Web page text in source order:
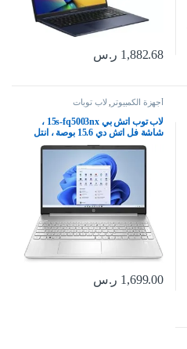
1,882.68 ر.س
أجهزة الكمبيوتر لاب توبات
لاب توب اتش بي 15s-fq5003nx ،
شاشة فل اتش دي 15.6 بوصة ، انتل
كور i7-1255U 12 الجيل ، انتل ايريس
فضي طبيعي – 6W2H0EA
1,699.00 ر.س